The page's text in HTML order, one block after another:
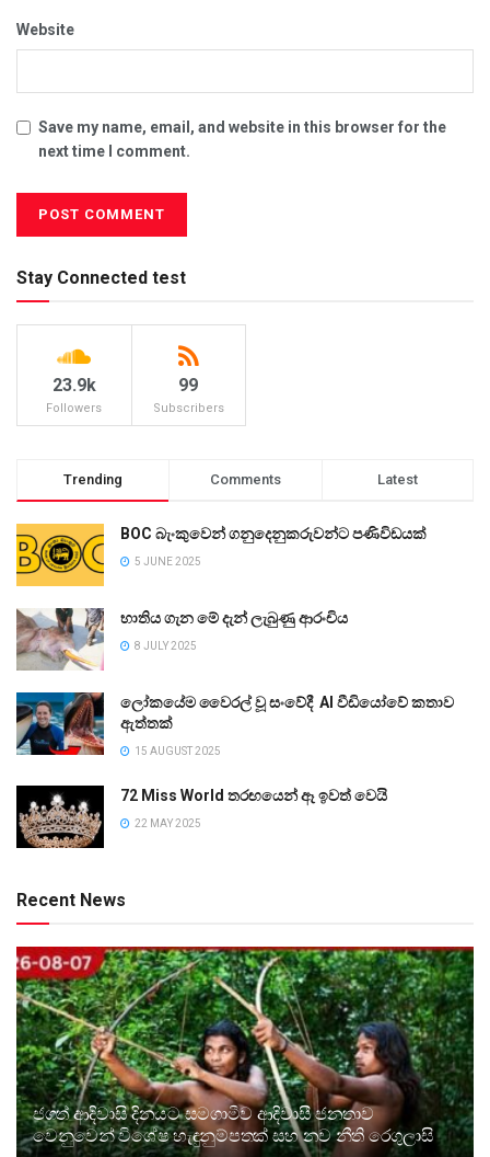
Website
Save my name, email, and website in this browser for the
next time I comment.
Stay Connected test
23.9k
Followers
99
Subscribers
Trending Comments Latest
BOC බැංකුවෙන් ගනුදෙනුකරුවන්ට පණිවිඩයක්
5 JUNE 2025
භාතිය ගැන මේ දැන් ලැබුණු ආරංචිය
8 JULY 2025
ලෝකයේම වෛරල් වූ සංවේදී AI වීඩියෝවේ කතාව
ඇත්තක්
15 AUGUST 2025
72 Miss World තරඟයෙන් ඈ ඉවත් වෙයි
22 MAY 2025
Recent News
ජගත් ආදිවාසි දිනයට සමගාමීව ආදිවාසී ජනතාව
වෙනුවෙන් විශේෂ හැඳුනුම්පතක් සහ නව නීති රෙගුලාසි